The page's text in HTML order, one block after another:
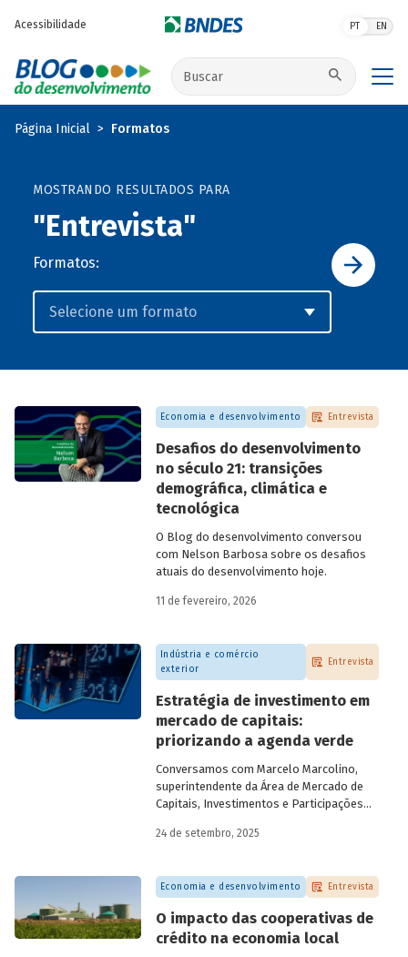
Acessibilidade PT EN
Buscar no site
Página Inicial Formatos
MOSTRANDO RESULTADOS PARA
"Entrevista"
Formatos:
Economia e desenvolvimento Entrevista
Desafios do desenvolvimento
no século 21: transições
demográfica, climática e
tecnológica
O Blog do desenvolvimento conversou
com Nelson Barbosa sobre os desafios
atuais do desenvolvimento hoje.
11 de fevereiro, 2026
Indústria e comércio
exterior
Entrevista
Estratégia de investimento em
mercado de capitais:
priorizando a agenda verde
Conversamos com Marcelo Marcolino,
superintendente da Área de Mercado de
Capitais, Investimentos e Participações
novas empresas investidas pela
Finanças e Gente e Gestão da Santa Clara
Agrociência Industrial, e Eduardo Couto,
importância da atuação de bancos de
desenvolvimento no mercado de capitais,
24 de setembro, 2025
Economia e desenvolvimento Entrevista
O impacto das cooperativas de
crédito na economia local